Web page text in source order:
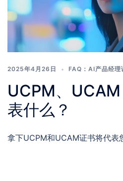
2025年4月26日 FAQ：AI产品经理
UCPM、
表什么？
拿下UCPM和UCAM证书将代